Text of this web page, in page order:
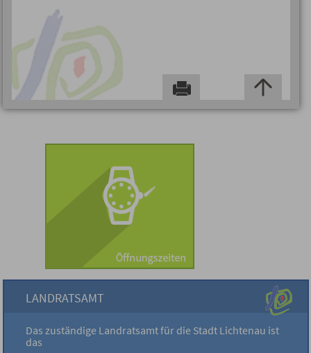
LANDRATSAMT
Das zuständige Landratsamt für die Stadt Lichtenau ist
das